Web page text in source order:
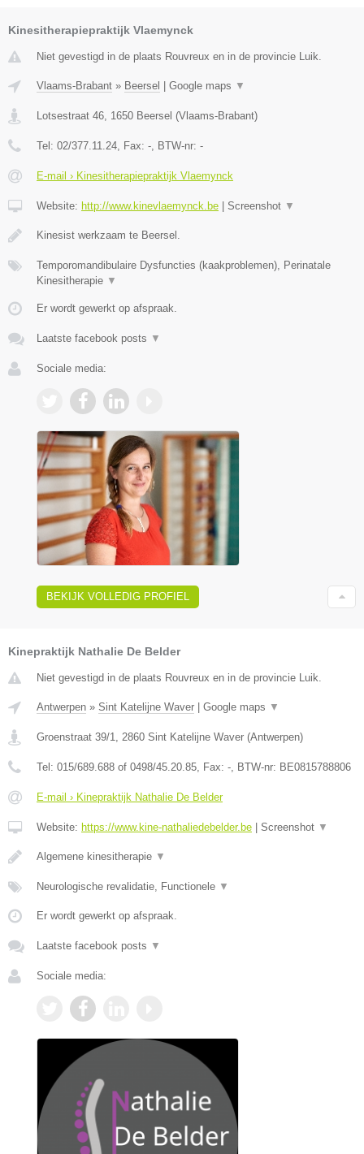
Kinesitherapiepraktijk Vlaemynck
Niet gevestigd in de plaats Rouvreux en in de provincie Luik.
Vlaams-Brabant » Beersel Google maps ▼
Lotsestraat 46, 1650 Beersel (Vlaams-Brabant)
Tel: 02/377.11.24, Fax: -, BTW-nr: -
E-mail › Kinesitherapiepraktijk Vlaemynck
Website: http://www.kinevlaemynck.be Screenshot ▼
Kinesist werkzaam te Beersel.
Temporomandibulaire Dysfuncties (kaakproblemen), Perinatale
Kinesitherapie ▼
Er wordt gewerkt op afspraak.
Laatste facebook posts ▼
Sociale media:
BEKIJK VOLLEDIG PROFIEL
Kinepraktijk Nathalie De Belder
Niet gevestigd in de plaats Rouvreux en in de provincie Luik.
Antwerpen » Sint Katelijne Waver | Google maps ▼
Groenstraat 39/1 2860 Sint Katelijne Waver (Antwerpen)
Tel: 015/689.688 of 0498/45.20.85 , Fax: - , BTW-nr: BE0815788806
E-mail › Kinepraktijk Nathalie De Belder
Website: https://www.kine-nathaliedebelder.be | Screenshot ▼
Algemene kinesitherapie ▼
Neurologische revalidatie, Functionele ▼
Er wordt gewerkt op afspraak.
Laatste facebook posts ▼
Sociale media: